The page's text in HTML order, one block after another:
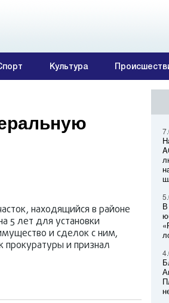
Культура
находящийся в районе
5 лет для установки
и сделок с ним,
прокуратуры и признал